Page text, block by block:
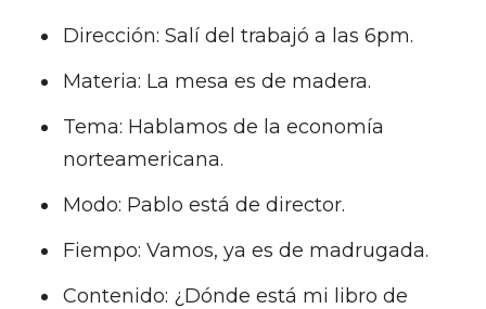
Dirección: Salí del trabajó a las 6pm.
Materia: La mesa es de madera.
Tema: Hablamos de la economía
norteamericana.
Modo: Pablo está de director.
Fiempo: Vamos, ya es de madrugada.
Contenido: ¿Dónde está mi libro de